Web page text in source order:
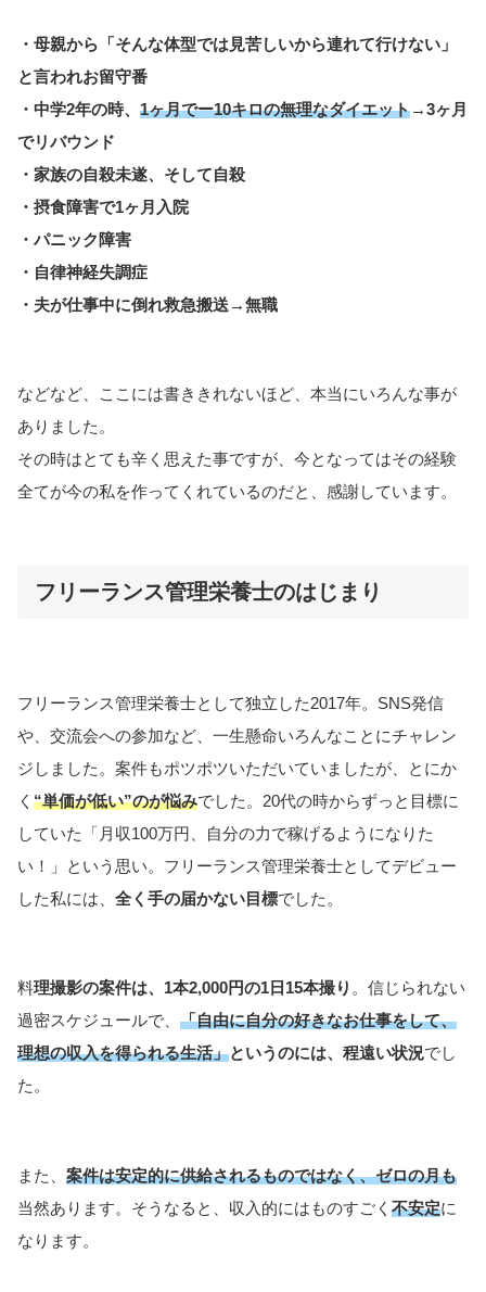
・母親から「そんな体型では見苦しいから連れて行けない」
と言われお留守番
・中学2年の時、 1ヶ月でー10キロの無理なダイエット→3ヶ月
でリバウンド
・家族の自殺未遂、そして自殺
・摂食障害で1ヶ月入院
・パニック障害
・自律神経失調症
・夫が仕事中に倒れ救急搬送→無職
などなど、ここには書ききれないほど、本当にいろんな事が
ありました。
その時はとても辛く思えた事ですが、今となってはその経験
全てが今の私を作ってくれているのだと、感謝しています。
フリーランス管理栄養士のはじまり
フリーランス管理栄養士として独立した2017年。SNS発信
や、交流会への参加など、一生懸命いろんなことにチャレン
ジしました。案件もポツポツいただいていましたが、とにか
く “単価が低い”のが悩みでした。20代の時からずっと目標に
していた「月収100万円、自分の力で稼げるようになりた
い！」という思い。フリーランス管理栄養士としてデビュー
した私には、 全く手の届かない目標でした。
料理撮影の案件は、1本2,000円の1日15本撮り 。信じられない
過密スケジュールで、 「自由に自分の好きなお仕事をして、
理想の収入を得られる生活」というのには、程遠い状況でし
た。
また、 案件は安定的に供給されるものではなく、ゼロの月も
当然あります。そうなると、収入的にはものすごく 不安定に
なります。